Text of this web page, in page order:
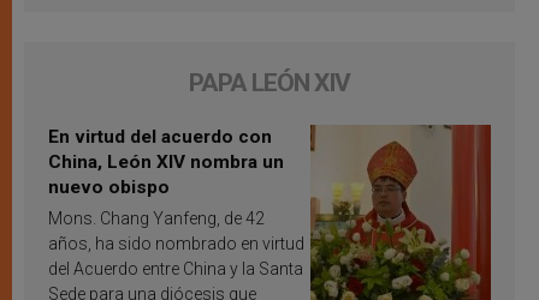
PAPA LEÓN XIV
En virtud del acuerdo con
China, León XIV nombra un
nuevo obispo
Mons. Chang Yanfeng, de 42
años, ha sido nombrado en virtud
del Acuerdo entre China y la Santa
Sede para una diócesis que